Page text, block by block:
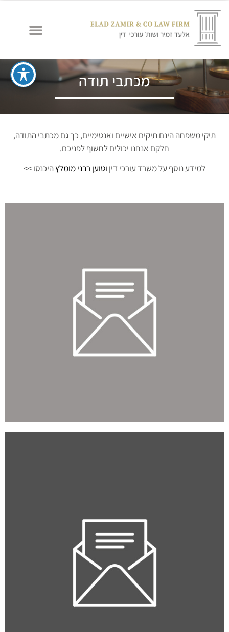
מכתבי תודה
תיקי משפחה הינם תיקים אישיים ואנטימיים, כך גם מכתבי התודה,
חלקם אנחנו יכולים לחשוף לפניכם.
למידע נוסף על משרד עורכי דין וטוען רבני מומלץהיכנסו >>